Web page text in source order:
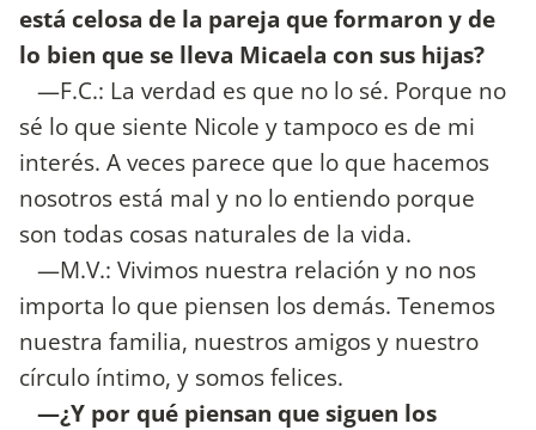
está celosa de la pareja que formaron y de
lo bien que se lleva Micaela con sus hijas?
—F.C.: La verdad es que no lo sé. Porque no
sé lo que siente Nicole y tampoco es de mi
interés. A veces parece que lo que hacemos
nosotros está mal y no lo entiendo porque
son todas cosas naturales de la vida.
—M.V.: Vivimos nuestra relación y no nos
importa lo que piensen los demás. Tenemos
nuestra familia, nuestros amigos y nuestro
círculo íntimo, y somos felices.
—¿Y por qué piensan que siguen los